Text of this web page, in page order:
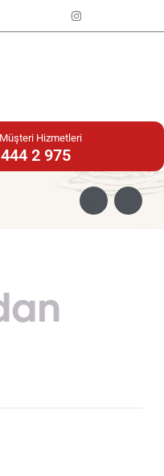
Müşteri Hizmetleri
444 2 975